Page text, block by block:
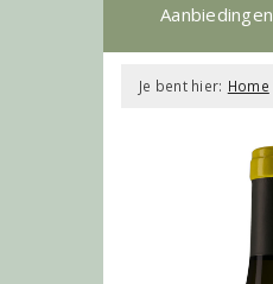
Aanbiedingen
Je bent hier: Home